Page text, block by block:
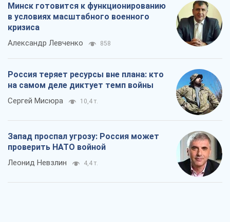
Минск готовится к функционированию
в условиях масштабного военного
кризиса
Александр Левченко 858
Россия теряет ресурсы вне плана: кто
на самом деле диктует темп войны
Сергей Мисюра 10,4 т.
Запад проспал угрозу: Россия может
проверить НАТО войной
Леонид Невзлин 4,4 т.